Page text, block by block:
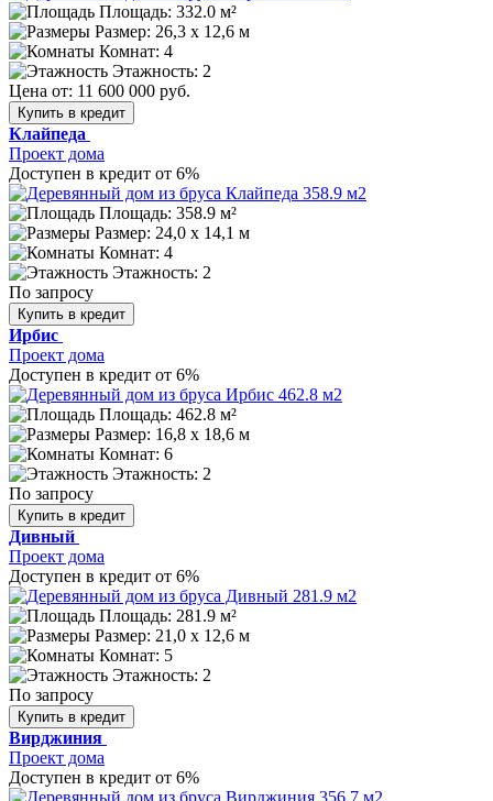
Площадь: 332.0 м²
Размер: 26,3 х 12,6 м
Комнат: 4
Этажность: 2
Цена от: 11 600 000 руб.
Купить в кредит
Клайпеда
Проект дома
Доступен в кредит от 6%
Площадь: 358.9 м²
Размер: 24,0 х 14,1 м
Комнат: 4
Этажность: 2
По запросу
Купить в кредит
Ирбис
Проект дома
Доступен в кредит от 6%
Площадь: 462.8 м²
Размер: 16,8 х 18,6 м
Комнат: 6
Этажность: 2
По запросу
Купить в кредит
Дивный
Проект дома
Доступен в кредит от 6%
Площадь: 281.9 м²
Размер: 21,0 х 12,6 м
Комнат: 5
Этажность: 2
По запросу
Купить в кредит
Вирджиния
Проект дома
Доступен в кредит от 6%